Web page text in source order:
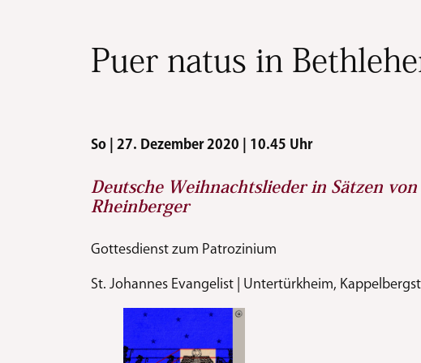
Puer natus in
So | 27. Dezember 2020 | 10.45 Uhr
Deutsche Weihnachtslieder in Sätzen
Rheinberger
Gottesdienst zum Patrozinium
St. Johannes Evangelist | Untertürkheim,